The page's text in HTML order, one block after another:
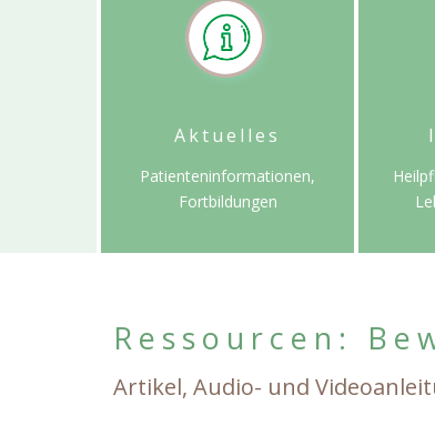
Aktuelles
Patienteninformationen,
Fortbildungen
Ressourcen:
Artikel, Audio- und